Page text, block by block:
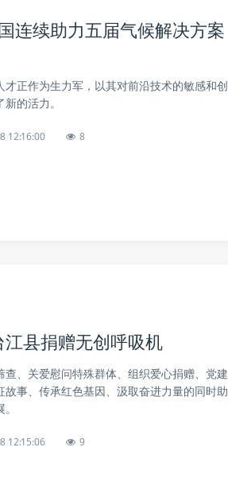
连续助力五届气候解决方案
正作为生力军，以其对前沿技术的敏感和创
的活力。
12:16:00 8
县捐赠无创呼吸机
、关爱慰问特殊群体、组织爱心捐赠、党建
事、传承红色基因、汲取奋进力量的同时助
12:15:06 9